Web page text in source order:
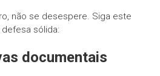
não se desespere. Siga este
sólida:
documentais